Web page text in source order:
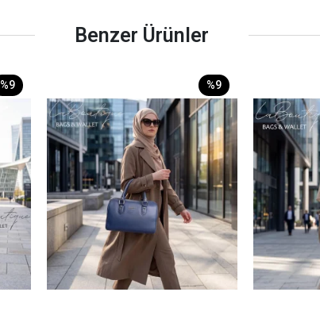
Benzer Ürünler
%9 %9